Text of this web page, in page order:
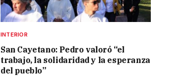
INTERIOR
San Cayetano: Pedro valoró “el
trabajo, la solidaridad y la esperanza
del pueblo”